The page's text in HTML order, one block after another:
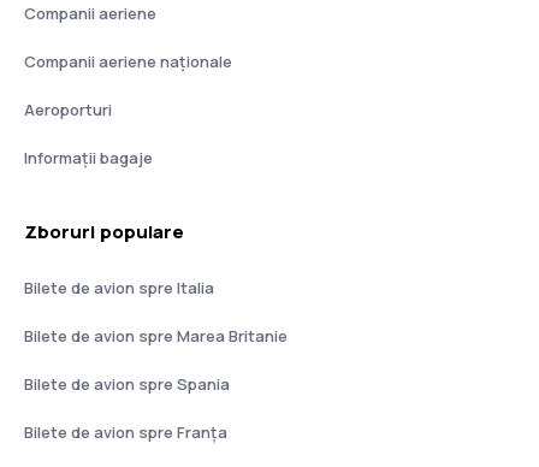
Companii aeriene
Companii aeriene naţionale
Aeroporturi
Informații bagaje
Zboruri populare
Bilete de avion spre Italia
Bilete de avion spre Marea Britanie
Bilete de avion spre Spania
Bilete de avion spre Franţa